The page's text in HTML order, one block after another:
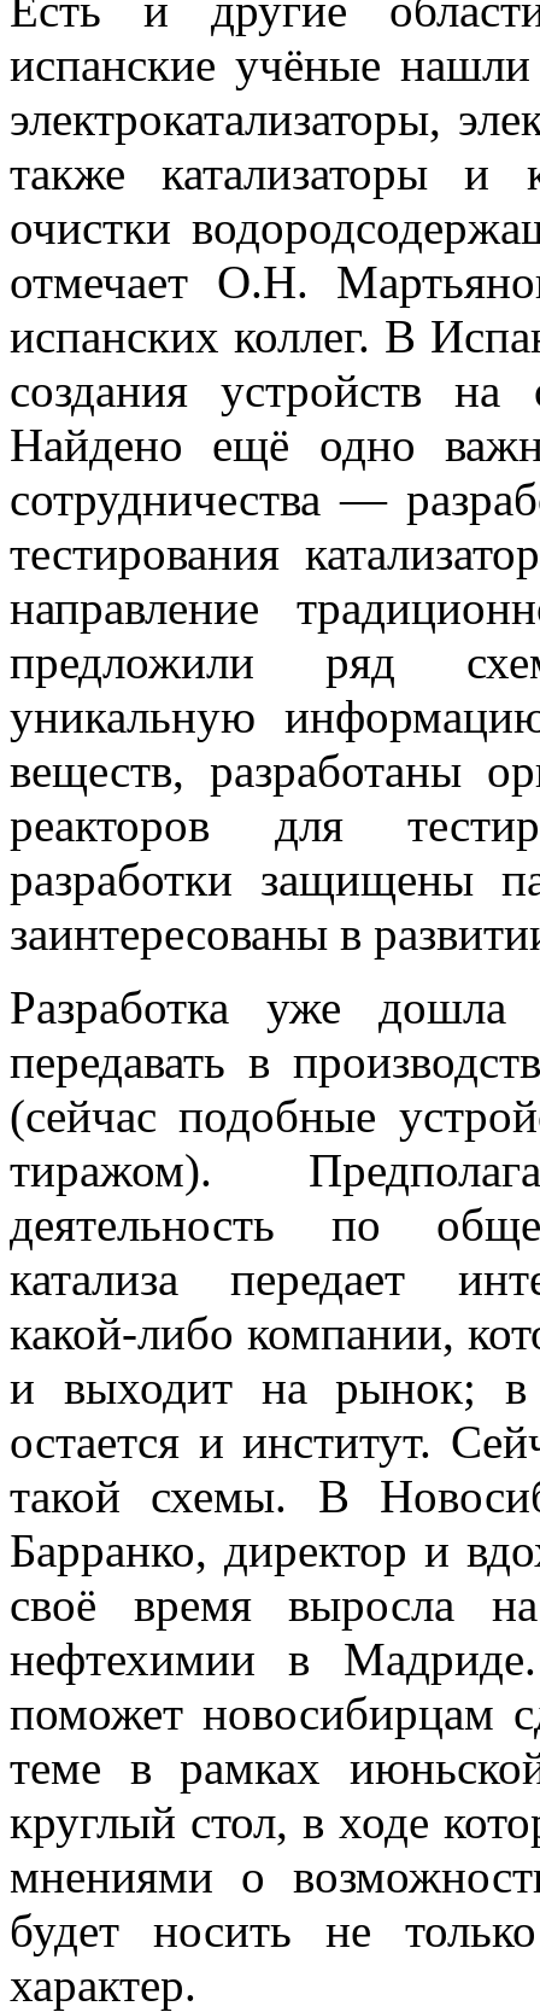
испанские учёные
электрокатализаторы,
также катализаторы и
очистки
отмечает О.Н.
испанских коллег. В
создания устройств на
Найдено ещё одно
сотрудничества —
тестирования
направление
предложили ряд
уникальную
веществ, разработаны
реакторов для
разработки защищены
заинтересованы в
Разработка уже
передавать в
(сейчас подобные
тиражом).
деятельность по
катализа передает
какой-либо компании,
и выходит на рынок; в
остается и институт.
такой схемы. В
Барранко, директор и
своё время выросла
нефтехимии в
поможет новосибирцам
теме в рамках
круглый стол, в ходе
мнениями о
будет носить не
характер.